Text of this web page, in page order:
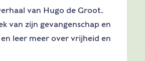
van Hugo de Groot.
van zijn gevangenschap en
leer meer over vrijheid en